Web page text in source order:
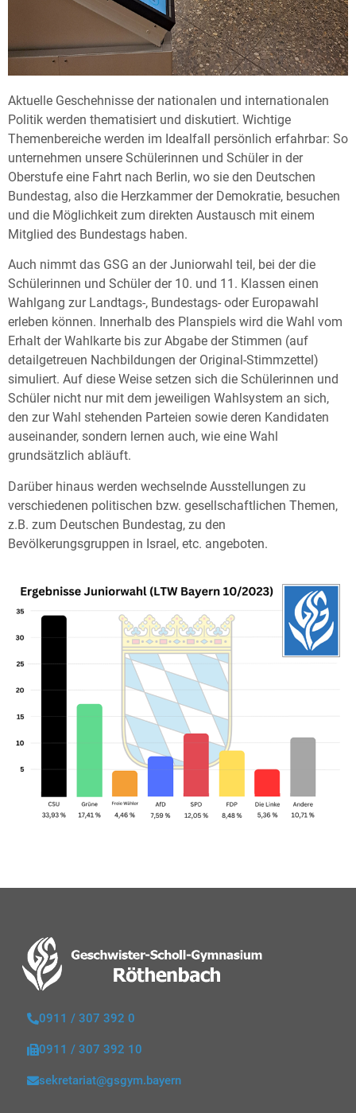
Aktuelle Geschehnisse der nationalen und internationalen
Politik werden thematisiert und diskutiert. Wichtige
Themenbereiche werden im Idealfall persönlich erfahrbar: So
unternehmen unsere Schülerinnen und Schüler in der
Oberstufe eine Fahrt nach Berlin, wo sie den Deutschen
Bundestag, also die Herzkammer der Demokratie, besuchen
und die Möglichkeit zum direkten Austausch mit einem
Mitglied des Bundestags haben.
Auch nimmt das GSG an der Juniorwahl teil, bei der die
Schülerinnen und Schüler der 10. und 11. Klassen einen
Wahlgang zur Landtags-, Bundestags- oder Europawahl
erleben können. Innerhalb des Planspiels wird die Wahl vom
Erhalt der Wahlkarte bis zur Abgabe der Stimmen (auf
detailgetreuen Nachbildungen der Original-Stimmzettel)
simuliert. Auf diese Weise setzen sich die Schülerinnen und
Schüler nicht nur mit dem jeweiligen Wahlsystem an sich,
den zur Wahl stehenden Parteien sowie deren Kandidaten
auseinander, sondern lernen auch, wie eine Wahl
grundsätzlich abläuft.
Darüber hinaus werden wechselnde Ausstellungen zu
verschiedenen politischen bzw. gesellschaftlichen Themen,
z.B. zum Deutschen Bundestag, zu den
Bevölkerungsgruppen in Israel, etc. angeboten.
0911 / 307 392 0
0911 / 307 392 10
sekretariat@gsgym.bayern